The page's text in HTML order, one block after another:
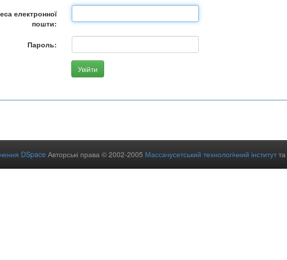
електронної
пошти:
Пароль:
DSpace Авторські права © 2002-2005 Массачусетський технологічний інститутта